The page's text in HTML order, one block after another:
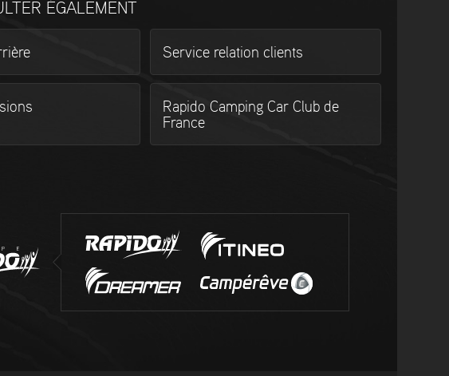
ÉGALEMENT
Service relation clients
Rapido Camping Car Club de
France